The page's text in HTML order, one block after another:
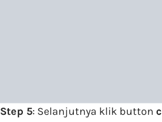
Step 5: Selanjutnya klik button